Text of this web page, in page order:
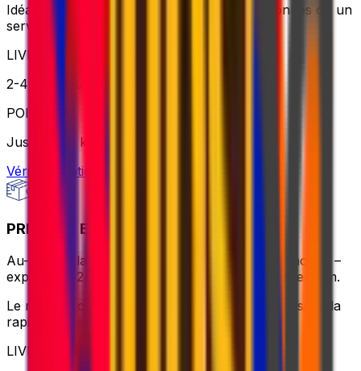
Idéal pour les envois urgents ou surdimensionnés où un
service fiable est essentiel
LIVRAISON
2-4 jours ouvrables
POIDS
Jusqu'à 70 kg
Vérifier l'option
PRIORITY EXPRESS PACKAGE
Au-delà de la livraison rapide, partout dans le monde –
expédié en 24-72 heures avec un traitement premium.
Le meilleur choix pour l'expédition mondiale lorsque la
rapidité est essentielle
LIVRAISON